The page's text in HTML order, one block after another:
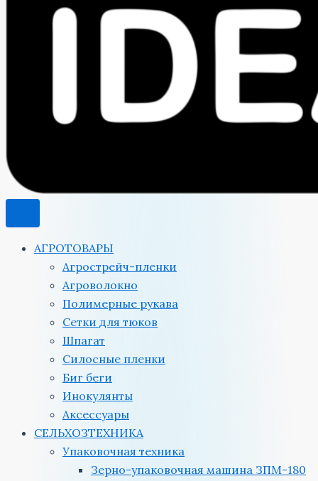
АГРОТОВАРЫ
Агрострейч-пленки
Агроволокно
Полимерные рукава
Сетки для тюков
Шпагат
Силосные пленки
Биг беги
Инокулянты
Аксессуары
СЕЛЬХОЗТЕХНИКА
Упаковочная техника
Зерно-упаковочная машина ЗПМ-180